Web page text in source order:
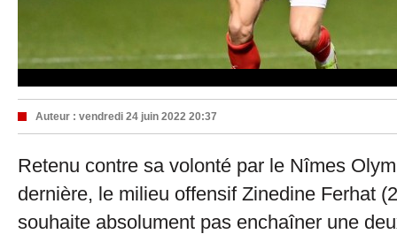
Auteur : vendredi 24 juin 2022 20:37
Retenu contre sa volonté par le Nîmes
dernière, le milieu offensif Zinedine Ferhat
souhaite absolument pas enchaîner une